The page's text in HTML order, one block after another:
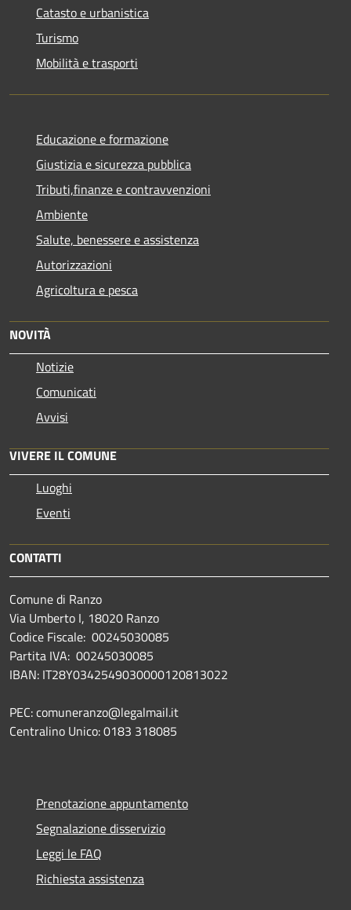
Catasto e urbanistica
Turismo
Mobilità e trasporti
Educazione e formazione
Giustizia e sicurezza pubblica
Tributi,finanze e contravvenzioni
Ambiente
Salute, benessere e assistenza
Autorizzazioni
Agricoltura e pesca
NOVITÀ
Notizie
Comunicati
Avvisi
VIVERE IL COMUNE
Luoghi
Eventi
CONTATTI
Comune di Ranzo
Via Umberto I, 18020 Ranzo
Codice Fiscale: 00245030085
Partita IVA: 00245030085
IBAN: IT28Y0342549030000120813022
PEC: comuneranzo@legalmail.it
Centralino Unico: 0183 318085
Prenotazione appuntamento
Segnalazione disservizio
Leggi le FAQ
Richiesta assistenza